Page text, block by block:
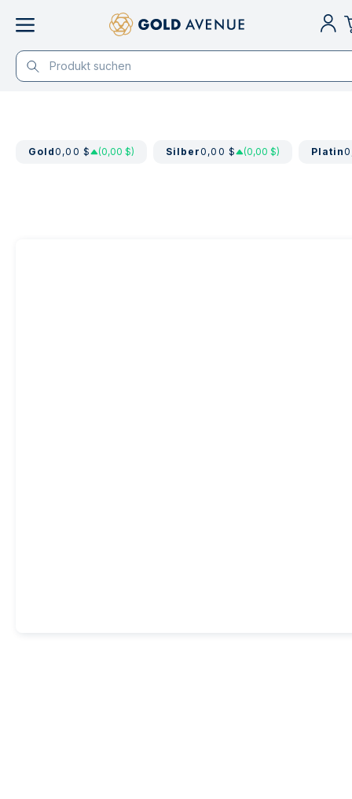
Gold0,00 $ (0,00 $) Silber0,00 $ (0,00 $) Platin